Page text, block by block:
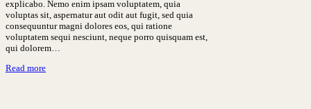
explicabo. Nemo enim ipsam voluptatem, quia
voluptas sit, aspernatur aut odit aut fugit, sed quia
consequuntur magni dolores eos, qui ratione
voluptatem sequi nesciunt, neque porro quisquam est,
qui dolorem…
Read more